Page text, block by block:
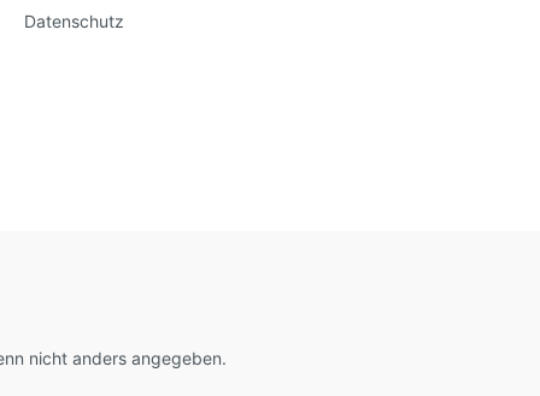
Datenschutz
nicht anders angegeben.